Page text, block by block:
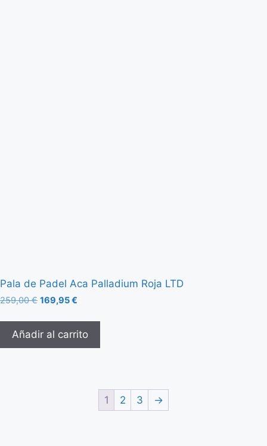
Pala de Padel Aca Palladium Roja LTD
259,00€ 169,95€
Añadir al carrito
1 2 3 →